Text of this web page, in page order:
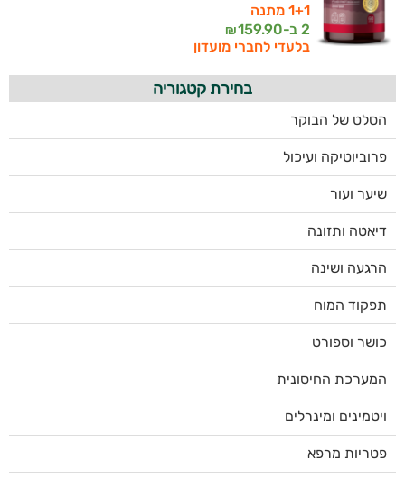
1+1 מתנה
2 ב-
159.90
₪
בלעדי לחברי מועדון
בחירת קטגוריה
הסלט של הבוקר
פרוביוטיקה ועיכול
שיער ועור
דיאטה ותזונה
הרגעה ושינה
תפקוד המוח
כושר וספורט
המערכת החיסונית
ויטמינים ומינרלים
פטריות מרפא